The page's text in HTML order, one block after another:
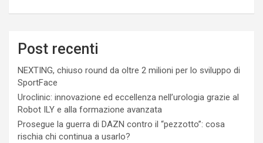
Post recenti
NEXTING, chiuso round da oltre 2 milioni per lo sviluppo di
SportFace
Uroclinic: innovazione ed eccellenza nell’urologia grazie al
Robot ILY e alla formazione avanzata
Prosegue la guerra di DAZN contro il “pezzotto”: cosa
rischia chi continua a usarlo?